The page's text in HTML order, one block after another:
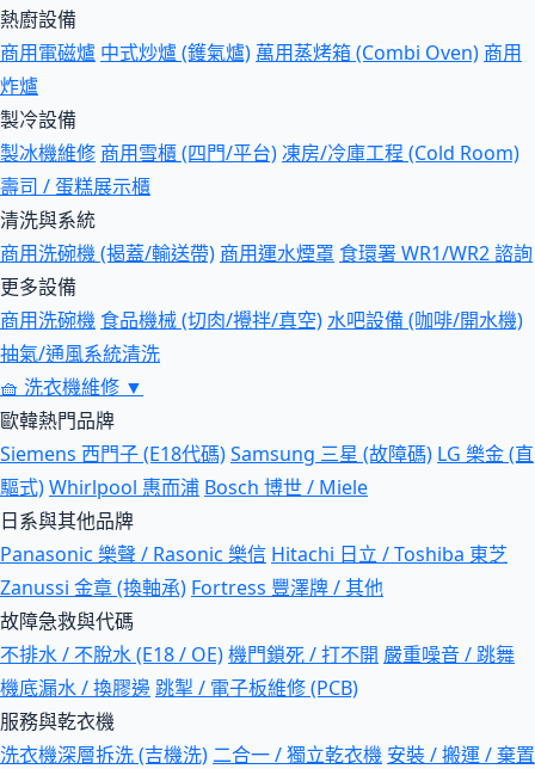
熱廚設備
商用電磁爐 中式炒爐 (鑊氣爐) 萬用蒸烤箱 (Combi Oven) 商用
炸爐
製冷設備
製冰機維修 商用雪櫃 (四門/平台)凍房/冷庫工程 (Cold Room)
壽司 / 蛋糕展示櫃
清洗與系統
商用洗碗機 (揭蓋/輸送帶) 商用運水煙罩 食環署 WR1/WR2 諮詢
更多設備
商用洗碗機 食品機械 (切肉/攪拌/真空)水吧設備 (咖啡/開水機)
抽氣/通風系統清洗
🧺 洗衣機維修 ▼
歐韓熱門品牌
Siemens 西門子 (E18代碼)Samsung 三星 (故障碼) LG 樂金 (直
驅式)Whirlpool 惠而浦 Bosch 博世 / Miele
日系與其他品牌
Panasonic 樂聲 / Rasonic 樂信 Hitachi 日立 / Toshiba 東芝
Zanussi 金章 (換軸承) Fortress 豐澤牌 / 其他
故障急救與代碼
不排水 / 不脫水 (E18 / OE)機門鎖死 / 打不開 嚴重噪音 / 跳舞
機底漏水 / 換膠邊跳掣 / 電子板維修 (PCB)
服務與乾衣機
洗衣機深層拆洗 (吉機洗) 二合一 / 獨立乾衣機 安裝 / 搬運 / 棄置